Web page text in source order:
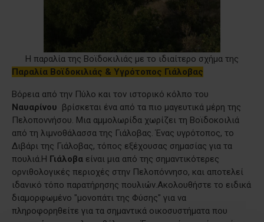
H παραλία της Βοϊδοκιλιάς με το ιδιαίτερο σχήμα της
Παραλία Βοϊδοκιλιάς & Υγρότοπος Γιάλοβας
Βόρεια από την Πύλο και τον ιστορικό κόλπο του
Ναυαρίνου βρίσκεται ένα από τα πιο μαγευτικά μέρη της
Πελοποννήσου. Μια αμμολωρίδα χωρίζει τη Βοϊδοκοιλιά
από τη λιμνοθάλασσα της Γιάλοβας. Ένας υγρότοπος, το
Διβάρι της Γιάλοβας, τόπος εξέχουσας σημασίας για τα
πουλιά.Η Γιάλοβα είναι μια από της σημαντικότερες
ορνιθολογικές περιοχές στην Πελοπόννησο, και αποτελεί
ιδανικό τόπο παρατήρησης πουλιών.Ακολουθήστε το ειδικά
διαμορφωμένο "μονοπάτι της Φύσης" για να
πληροφορηθείτε για τα σημαντικά οικοσυστήματα που